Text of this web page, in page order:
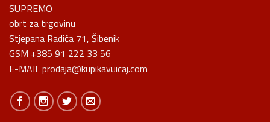
SUPREMO
obrt za trgovinu
Stjepana Radića 71, Šibenik
GSM +385 91 222 33 56
E-MAIL prodaja@kupikavuicaj.com